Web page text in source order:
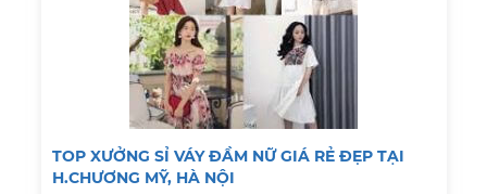
TOP XƯỞNG SỈ VÁY ĐẦM NỮ GIÁ RẺ ĐẸP TẠI
H.CHƯƠNG MỸ, HÀ NỘI